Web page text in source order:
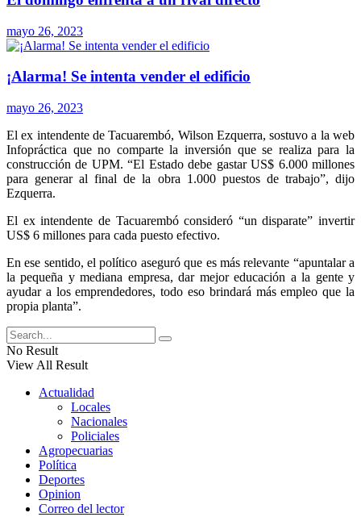
mayo 26, 2023
¡Alarma! Se intenta vender el edificio
mayo 26, 2023
El ex intendente de Tacuarembó, Wilson Ezquerra, sostuvo a la web
Infopráctica que no comparte la inversión que se realiza para la
construcción de UPM. “El Estado debe gastar US$ 6.000 millones
para generar al final de la obra 1.000 puestos de trabajo”, dijo
Ezquerra.
El ex intendente de Tacuarembó consideró “un disparate” invertir
US$ 6 millones para cada puesto efectivo.
En ese sentido, el político aseguró que es más relevante “apuntalar a
la pequeña y mediana empresa, dar mejor educación a la gente y
ayudar a los emprendedores, todo eso brindará más empleo que la
propia planta”.
No Result
View All Result
Actualidad
Locales
Nacionales
Policiales
Agropecuarias
Política
Deportes
Opinion
Correo del lector